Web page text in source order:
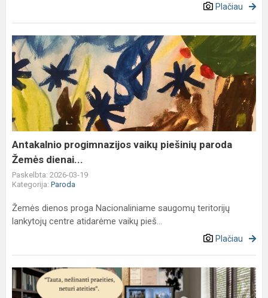
Plačiau
Antakalnio
progimnazijos
vaikų
piešinių
paroda
Žemės
dienai...
Antakalnio progimnazijos vaikų piešinių paroda
Žemės dienai...
Paskelbta: 2026-03-19
Kategorija: Paroda
Žemės dienos proga Nacionaliniame saugomų teritorijų
lankytojų centre atidarėme vaikų pieš...
Plačiau
Signataro
erdvė.